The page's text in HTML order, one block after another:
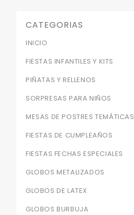
CATEGORIAS
INICIO
FIESTAS INFANTILES Y KITS
PIÑATAS Y RELLENOS
SORPRESAS PARA NIÑOS
MESAS DE POSTRES TEMÁTICAS
FIESTAS DE CUMPLEAÑOS
FIESTAS FECHAS ESPECIALES
GLOBOS METALIZADOS
GLOBOS DE LATEX
GLOBOS BURBUJA